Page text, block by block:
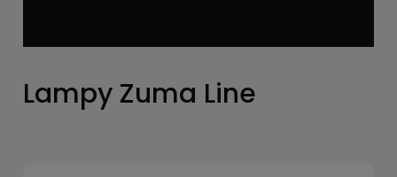
Lampy Zuma Line